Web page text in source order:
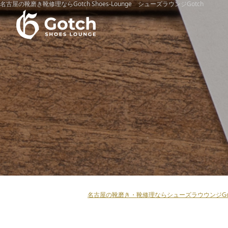
名古屋の靴磨き靴修理ならGotch Shoes-Lounge シューズラウンジGotch
名古屋の靴磨き・靴修理ならシューズラウウンジ